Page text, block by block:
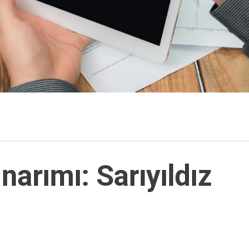
Sarıyıldız